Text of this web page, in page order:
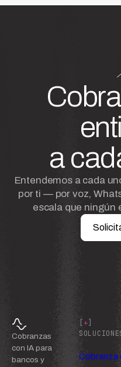
a
Entendemos a cada
por ti — por voz,
escala que ningún
Cobranzas
con IA para
bancos y
[+]
Cobranza